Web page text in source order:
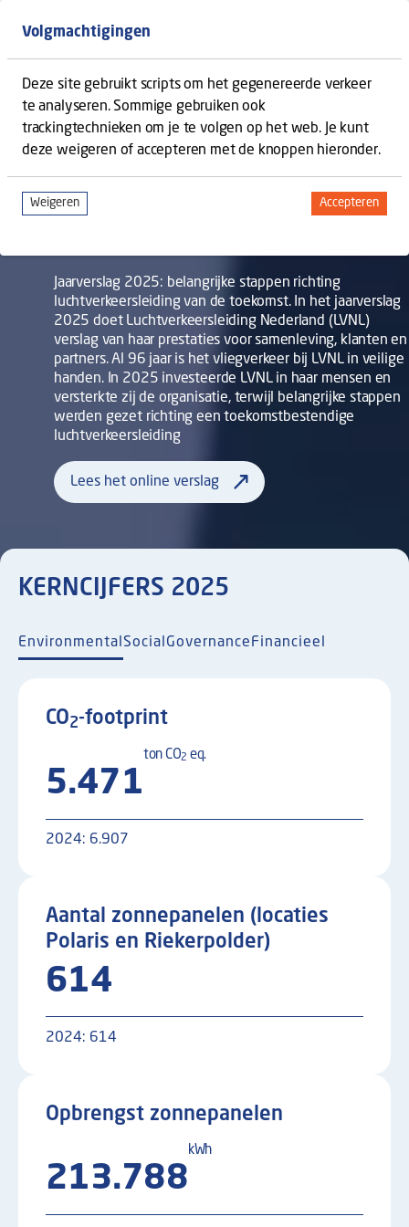
Volgmachtigingen
Deze site gebruikt scripts om het gegenereerde verkeer
te analyseren. Sommige gebruiken ook
trackingtechnieken om je te volgen op het web. Je kunt
deze weigeren of accepteren met de knoppen hieronder.
Weigeren
tracking scripts
Accepteren
tracking
OPEN CONTENT NAVIGATION
MENU
JAARVERSLAG 2025
Jaarverslag 2025: belangrijke stappen richting
luchtverkeersleiding van de toekomst. In het jaarverslag
2025 doet Luchtverkeersleiding Nederland (LVNL)
verslag van haar prestaties voor samenleving, klanten en
partners. Al 96 jaar is het vliegverkeer bij LVNL in veilige
handen. In 2025 investeerde LVNL in haar mensen en
versterkte zij de organisatie, terwijl belangrijke stappen
werden gezet richting een toekomstbestendige
luchtverkeersleiding
Lees het online verslag
KERNCIJFERS 2025
EnvironmentalSocialGovernanceFinancieel
CO2-footprint
5.471
tonCO2 eq.
2024: 6.907
Aantal zonnepanelen (locaties
Polaris en Riekerpolder)
614
2024: 614
Opbrengst zonnepanelen
213.788
kWh